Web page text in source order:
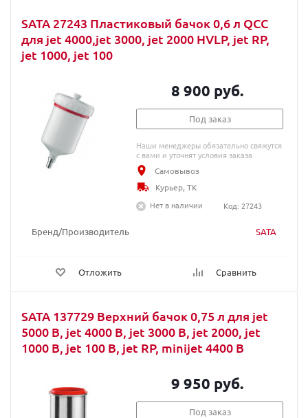
SATA 27243 Пластиковый бачок 0,6 л QCC
для jet 4000,jet 3000, jet 2000 HVLP, jet RP,
jet 1000, jet 100
Бренд/Производитель SATA
Отложить Сравнить
8 900 руб.
Под заказ
Наши менеджеры обязательно свяжутся
с вами и уточнят условия заказа
Самовывоз
Курьер, ТК
Нет в наличии
Код: 27243
SATA 137729 Верхний бачок 0,75 л для jet
5000 B, jet 4000 B, jet 3000 B, jet 2000, jet
1000 B, jet 100 B, jet RP, minijet 4400 B
9 950 руб.
Под заказ